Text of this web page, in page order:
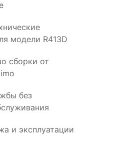
модели R413D
сборки от
без
и эксплуатации